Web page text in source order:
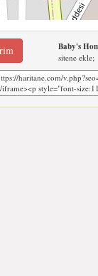
Baby's
sitene ekle;